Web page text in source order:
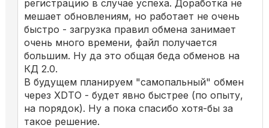
регистрацию в случае успеха. Доработка не
мешает обновлениям, но работает не очень
быстро - загрузка правил обмена занимает
очень много времени, файл получается
большим. Ну да это общая беда обменов на
КД 2.0.
В будущем планируем "самопальный" обмен
через XDTO - будет явно быстрее (по опыту,
на порядок). Ну а пока спасибо хотя-бы за
такое решение.